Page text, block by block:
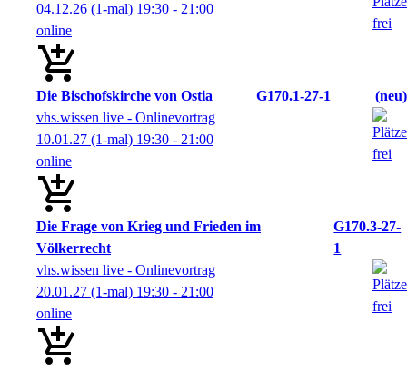
04.12.26 (1-mal) 19:30 - 21:00
online
Die Bischofskirche von Ostia G170.1-27-1
neu
vhs.wissen live - Onlinevortrag
10.01.27 (1-mal) 19:30 - 21:00
online
Die Frage von Krieg und Frieden im
Völkerrecht
G170.3-27-
1
vhs.wissen live - Onlinevortrag
20.01.27 (1-mal) 19:30 - 21:00
online